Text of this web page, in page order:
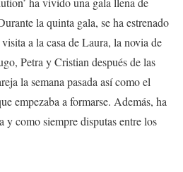
la quinta gala, se ha estrenado
a la casa de Laura, la novia de
Petra y Cristian después de las
la semana pasada así como el
empezaba a formarse. Además, ha
y como siempre disputas entre los